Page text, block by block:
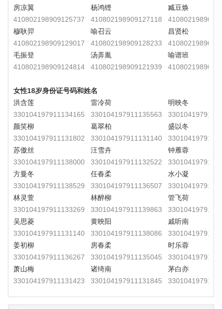
房凉翼
410802198909125737
杨鸿铿
410802198909127118
臧豆焕
穆耿羿
410802198909129017
喻召云
410802198909128233
昌贤松
毛振登
410802198909124814
汤弄胤
410802198909121939
喻谱班
女性18岁身份证号码和姓名
洪含莲
330104197911134165
雷冷荷
330104197911135563
明映冬
颜笑柳
330104197911131802
葛翠柏
330104197911131140
盛以冬
苏傲丝
330104197911138000
汪雪卉
330104197911132522
钟雁蓉
方曼冬
330104197911138529
任春柔
330104197911136507
水小凝
林灵萱
330104197911133269
林醉柳
330104197911139863
管飞荷
吴思菱
330104197911131140
黄映阳
330104197911138086
戚听南
姜初柳
330104197911136267
房春柔
330104197911135045
时乐蓉
萧山梅
330104197911131423
诸绮南
330104197911131845
茅白亦